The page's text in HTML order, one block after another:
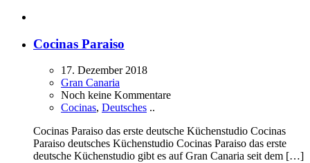
Cocinas Paraiso
17. Dezember 2018
Gran Canaria
Noch keine Kommentare
Cocinas, Deutsches ..
Cocinas Paraiso das erste deutsche Küchenstudio Cocinas
Paraiso deutsches Küchenstudio Cocinas Paraiso das erste
deutsche Küchenstudio gibt es auf Gran Canaria seit dem […]